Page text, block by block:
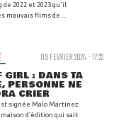
2022 et 2023 qu'il
films de ...
09 FEVRIER 2024 - 17:22
GIRL : DANS TA
PERSONNE NE
CRIER
signée Malo Martinez.
d’édition qui sait